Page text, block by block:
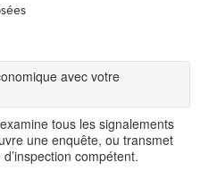
avec votre
tous les signalements
une enquête, ou transmet
compétent.